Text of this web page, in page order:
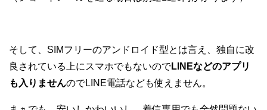
そして、SIMフリーのアンドロイド型とは言え、独自に改
良されている上にスマホでもないのでLINEなどのアプリ
も入りませんのでLINE電話なども使えません。